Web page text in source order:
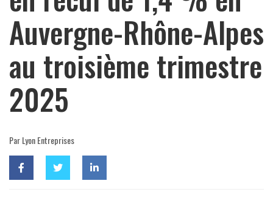
Auvergne-Rhône-Alpes
au troisième trimestre
2025
Par Lyon Entreprises